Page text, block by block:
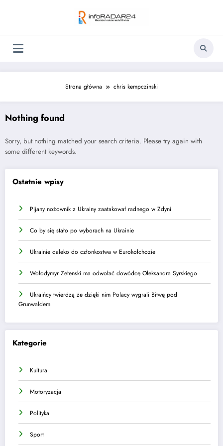
Strona główna chris kempczinski
Nothing found
Sorry, but nothing matched your search criteria. Please try again with
some different keywords.
Ostatnie wpisy
Pijany nożownik z Ukrainy zaatakował radnego w Zdyni
Co by się stało po wyborach na Ukrainie
Ukrainie daleko do członkostwa w Eurokołchozie
Wołodymyr Zełenski ma odwołać dowódcę Ołeksandra Syrskiego
Ukraińcy twierdzą że dzięki nim Polacy wygrali Bitwę pod
Grunwaldem
Kategorie
Kultura
Motoryzacja
Polityka
Sport